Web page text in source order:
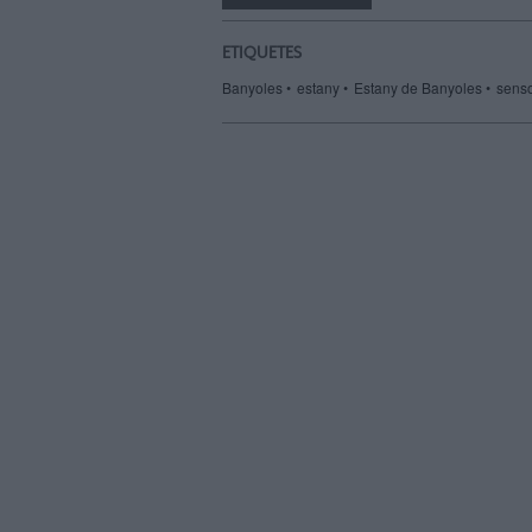
un
ETIQUETES
Banyoles estany Estany de Banyoles